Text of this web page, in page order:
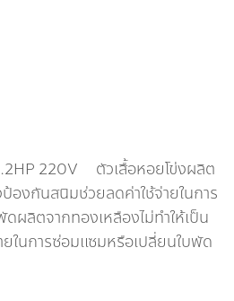
220V ตัวเสื้อหอยโข่งผลิต
งกันสนิมช่วยลดค่าใช้จ่ายในการ
ลิตจากทองเหลืองไม่ทำให้เป็น
ในการซ่อมแซมหรือเปลี่ยนใบพัด